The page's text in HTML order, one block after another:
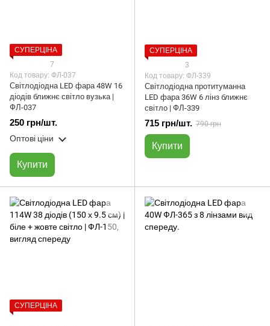
СУПЕРЦІНА
7
Код товару: ФЛ-037
Світлодіодна LED фара 48W 16
діодів ближнє світло вузька |
ФЛ-037
250 грн/шт.
Оптові ціни
Купити
СУПЕРЦІНА
3
Код товару: ФЛ-339
Світлодіодна протитуманна
LED фара 36W 6 лінз ближнє
світло | ФЛ-339
715 грн/шт. 790 грн
Купити
СУПЕРЦІНА